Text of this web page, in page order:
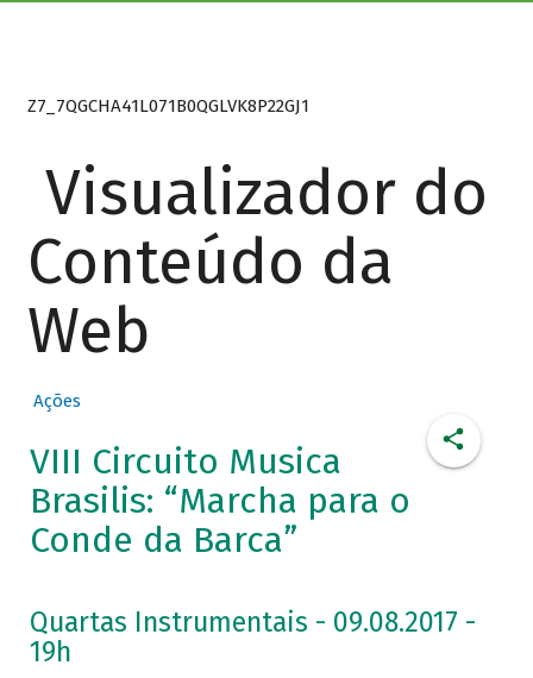
Z7_7QGCHA41L071B0QGLVK8P22GJ1
Visualizador do
Conteúdo da
Web
Ações
VIII Circuito Musica
Brasilis: “Marcha para o
Conde da Barca”
Quartas Instrumentais - 09.08.2017 -
19h